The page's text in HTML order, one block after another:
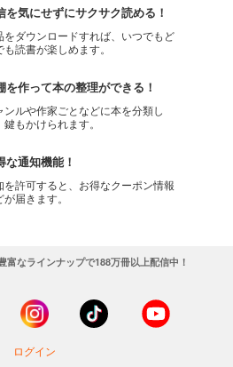
を気にせずにサクサク読める！
をダウンロードすれば、いつでもど
も読書が楽しめます。
を作って本の整理ができる！
ンルや作家ごとなどに本を分類し
鍵もかけられます。
な通知機能！
を許可すると、お得なクーポン情報
届きます。
富なラインナップで188万冊以上配信中！
ログイン